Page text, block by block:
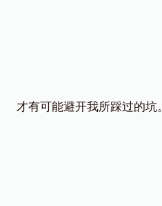
才有可能避开我所踩过的坑。